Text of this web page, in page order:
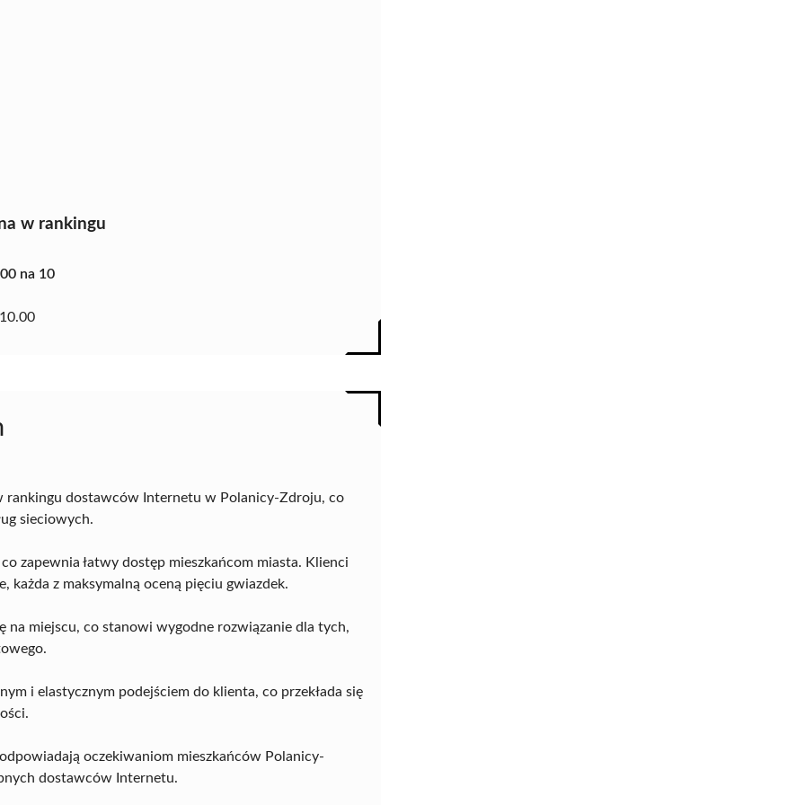
w rankingu
na 10
10.00
rankingu dostawców Internetu w Polanicy-Zdroju, co
sieciowych.
zapewnia łatwy dostęp mieszkańcom miasta. Klienci
każda z maksymalną oceną pięciu gwiazdek.
na miejscu, co stanowi wygodne rozwiązanie dla tych,
i elastycznym podejściem do klienta, co przekłada się
oczekiwaniom mieszkańców Polanicy-
dostawców Internetu.